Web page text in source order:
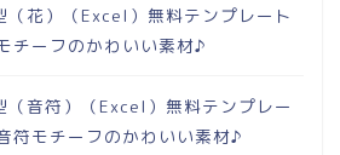
（花）（Excel）無料テンプレート
チーフのかわいい素材♪
（音符）（Excel）無料テンプレー
符モチーフのかわいい素材♪